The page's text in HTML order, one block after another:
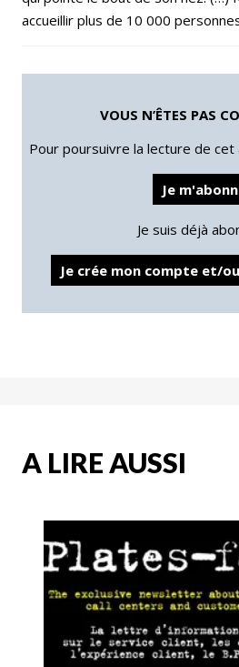
accueillir plus de 10 000
VOUS N’ÊTES PAS
Pour poursuivre la lecture de cet
Je
Je suis déjà
Je crée mon compte et/
A LIRE AUSSI